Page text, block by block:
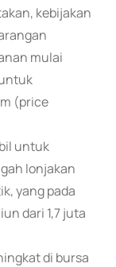
kebijakan
mulai
(price
untuk
lonjakan
yang pada
dari 1,7 juta
di bursa